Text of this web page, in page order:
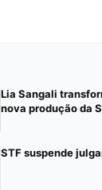
Lia Sangali
nova produção da
STF suspende